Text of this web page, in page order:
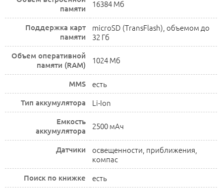
памяти
16384 Мб
Поддержка карт
памяти
microSD (TransFlash), объемом до
32 Гб
Объем оперативной
памяти (RAM)
1024 Мб
MMS есть
Тип аккумулятора Li-Ion
Емкость
аккумулятора
2500 мАч
Датчики
освещенности, приближения,
компас
Поиск по книжке есть